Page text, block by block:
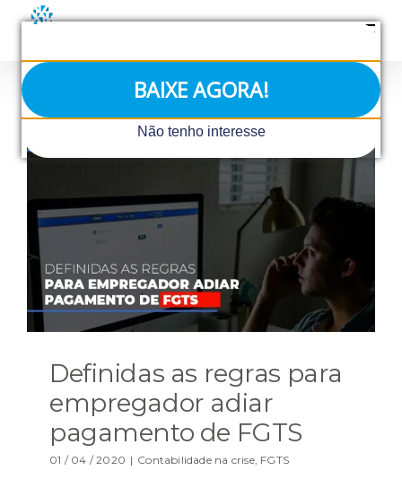
BAIXE AGORA!
Não tenho interesse
conteúdo
Definidas as regras para
empregador adiar
pagamento de FGTS
01 / 04 / 2020 | Contabilidade na crise, FGTS